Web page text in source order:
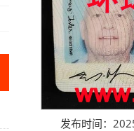
发布时间：